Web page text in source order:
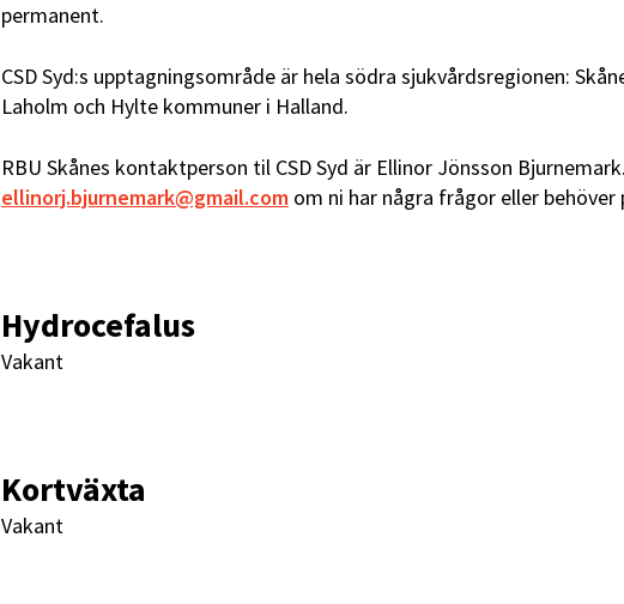
permanent.
CSD Syd:s upptagningsområde är hela södra sjukvårdsregionen:
Laholm och Hylte kommuner i Halland.
RBU Skånes kontaktperson til CSD Syd är Ellinor Jönsson
ellinorj.bjurnemark@gmail.com om ni har några frågor eller behöver
Hydrocefalus
Vakant
Kortväxta
Vakant